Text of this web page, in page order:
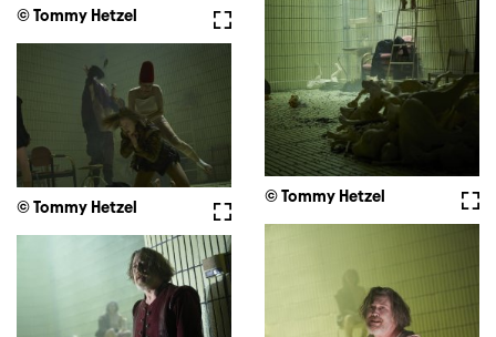
Vollbild
© Tommy Hetzel
© Tommy Hetzel
Vollbild
© Tommy Hetzel